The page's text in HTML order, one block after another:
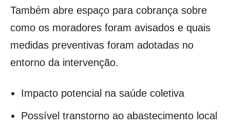
Também abre espaço para cobrança sobre
como os moradores foram avisados e quais
medidas preventivas foram adotadas no
entorno da intervenção.
Impacto potencial na saúde coletiva
Possível transtorno ao abastecimento local